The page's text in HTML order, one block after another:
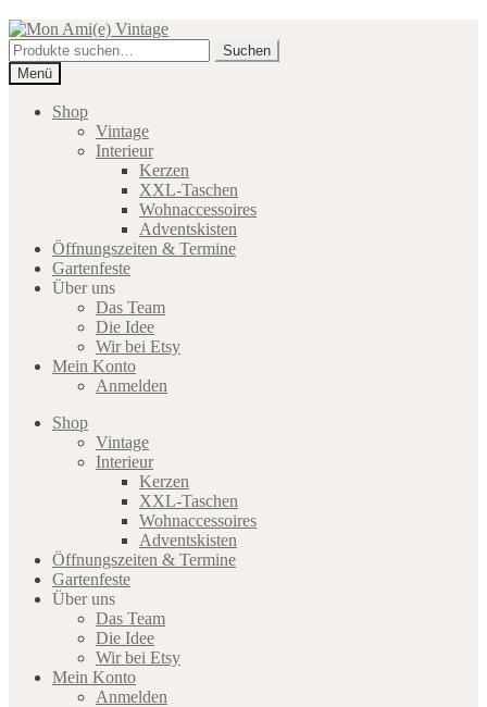
Zur
Navigation
springen
Zum
Inhalt
springen
Suche
nach:
Suchen
Menü
Shop
Vintage
Interieur
Kerzen
XXL-Taschen
Wohnaccessoires
Adventskisten
Öffnungszeiten & Termine
Gartenfeste
Über uns
Das Team
Die Idee
Wir bei Etsy
Mein Konto
Anmelden
Shop
Vintage
Interieur
Kerzen
XXL-Taschen
Wohnaccessoires
Adventskisten
Öffnungszeiten & Termine
Gartenfeste
Über uns
Das Team
Die Idee
Wir bei Etsy
Mein Konto
Anmelden